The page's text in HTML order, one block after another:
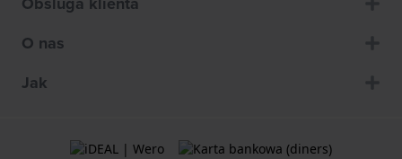
O nas
Jak